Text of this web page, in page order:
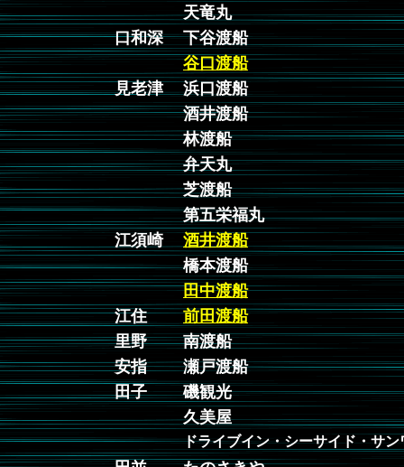
天竜丸
口和深
下谷渡船
谷口渡船
見老津
浜口渡船
酒井渡船
林渡船
弁天丸
芝渡船
第五栄福丸
江須崎
酒井渡船
橋本渡船
田中渡船
江住
前田渡船
里野
南渡船
安指
瀬戸渡船
田子
磯観光
久美屋
ドライブイン・シーサイド・サン